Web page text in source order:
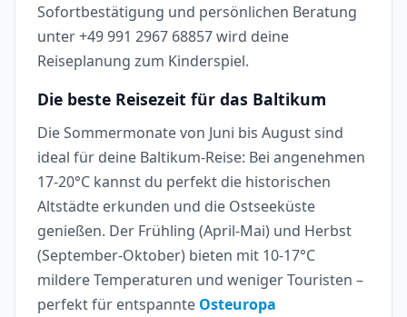
Sofortbestätigung und persönlichen Beratung
unter +49 991 2967 68857 wird deine
Reiseplanung zum Kinderspiel.
Die beste Reisezeit für das Baltikum
Die Sommermonate von Juni bis August sind
ideal für deine Baltikum-Reise: Bei angenehmen
17-20°C kannst du perfekt die historischen
Altstädte erkunden und die Ostseeküste
genießen. Der Frühling (April-Mai) und Herbst
(September-Oktober) bieten mit 10-17°C
mildere Temperaturen und weniger Touristen –
perfekt für entspannte Osteuropa